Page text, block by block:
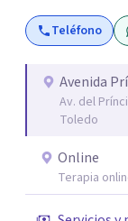
conocernos,
de un plan de
consistirá el
herramientas
te preocupan. Aplico una psicología integradora que
reúne los
más rápida y
lo está pasando
Teléfono
Avenida
Av. del
Toledo
Online
Terapia